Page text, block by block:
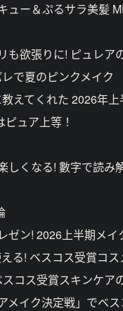
ュー＆ぷるサラ美髪
欲張りに! ピュレア
で夏のピンクメイク
えてくれた 2026年
ュア上等！
しくなる! 數字で読み
ン! 2026上半期メイ
る! ベスコス受賞コス
コス受賞スキンケア
イク決定戦」でベス